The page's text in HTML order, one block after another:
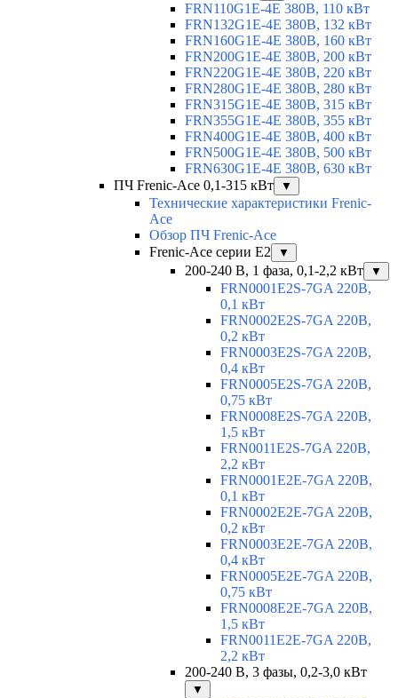
FRN110G1E-4E 380В, 110 кВт
FRN132G1E-4E 380В, 132 кВт
FRN160G1E-4E 380В, 160 кВт
FRN200G1E-4E 380В, 200 кВт
FRN220G1E-4E 380В, 220 кВт
FRN280G1E-4E 380В, 280 кВт
FRN315G1E-4E 380В, 315 кВт
FRN355G1E-4E 380В, 355 кВт
FRN400G1E-4E 380В, 400 кВт
FRN500G1E-4E 380В, 500 кВт
FRN630G1E-4E 380В, 630 кВт
ПЧ Frenic-Ace 0,1-315 кВт
▼
Технические характеристики Frenic-
Ace
Обзор ПЧ Frenic-Ace
Frenic-Ace серии E2
▼
200-240 В, 1 фаза, 0,1-2,2 кВт ▼
FRN0001E2S-7GA 220В,
0,1 кВт
FRN0002E2S-7GA 220В,
0,2 кВт
FRN0003E2S-7GA 220В,
0,4 кВт
FRN0005E2S-7GA 220В,
0,75 кВт
FRN0008E2S-7GA 220В,
1,5 кВт
FRN0011E2S-7GA 220В,
2,2 кВт
FRN0001E2E-7GA 220В,
0,1 кВт
FRN0002E2E-7GA 220В,
0,2 кВт
FRN0003E2E-7GA 220В,
0,4 кВт
FRN0005E2E-7GA 220В,
0,75 кВт
FRN0008E2E-7GA 220В,
1,5 кВт
FRN0011E2E-7GA 220В,
2,2 кВт
200-240 В, 3 фазы, 0,2-3,0 кВт
▼